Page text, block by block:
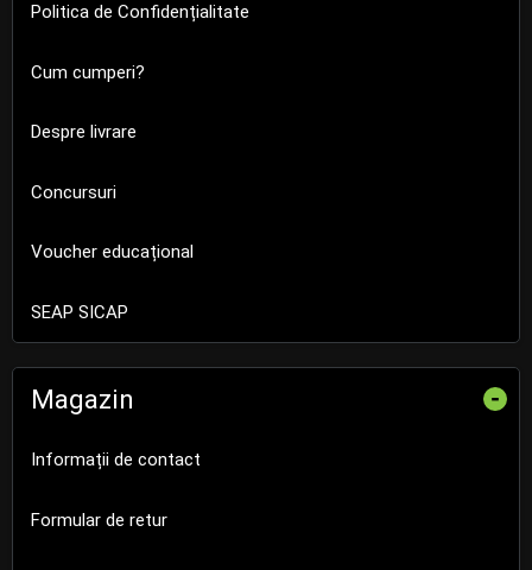
Politica de Confidențialitate
Cum cumperi?
Despre livrare
Concursuri
Voucher educațional
SEAP SICAP
Magazin -
Informații de contact
Formular de retur